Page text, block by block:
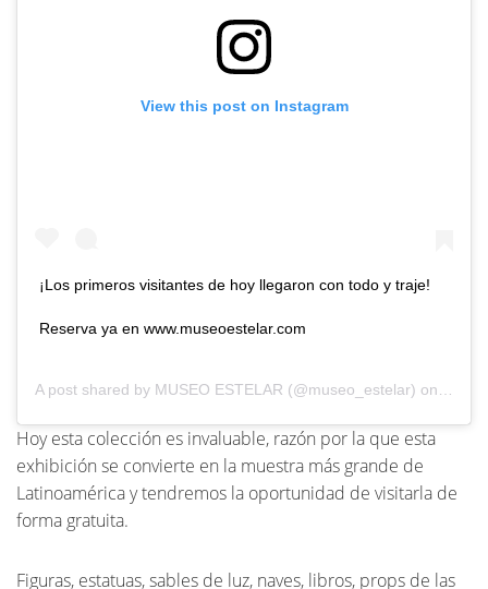
View this post on Instagram
¡Los primeros visitantes de hoy llegaron con todo y traje!
Reserva ya en www.museoestelar.com
A post shared by MUSEO ESTELAR (@museo_estelar) on Nov
Hoy esta colección es invaluable, razón por la que esta
exhibición se convierte en la muestra más grande de
Latinoamérica y tendremos la oportunidad de visitarla de
forma gratuita.
Figuras, estatuas, sables de luz, naves, libros, props de las